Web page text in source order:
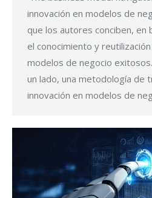
innovación en modelos de
que los autores conciben, en
el conocimiento y
modelos de negocio
un lado, una metodología de
innovación en modelos de